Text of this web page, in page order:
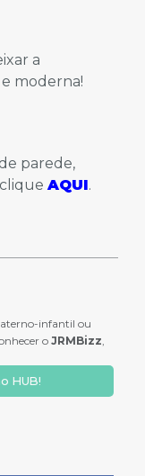
a
moderna!
parede,
cliqueAQUI.
infantil ou
o JRMBizz,
HUB!